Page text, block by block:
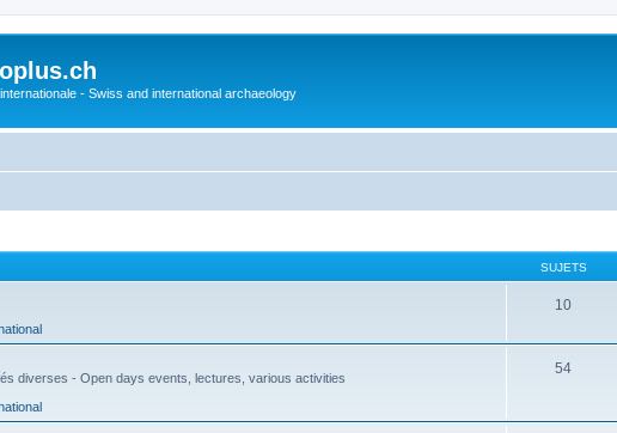
- Swiss and international archaeology
SUJETS
10
diverses - Open days events, lectures, various activities
54